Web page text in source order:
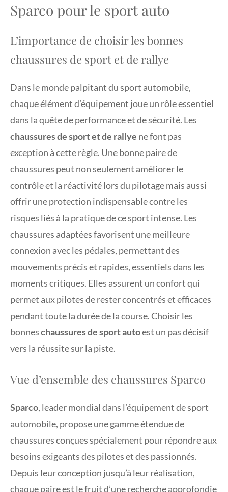
Sparco pour le sport auto
L’importance de choisir les bonnes
chaussures de sport et de rallye
Dans le monde palpitant du sport automobile,
chaque élément d’équipement joue un rôle essentiel
dans la quête de performance et de sécurité. Les
chaussures de sport et de rallye ne font pas
exception à cette règle. Une bonne paire de
chaussures peut non seulement améliorer le
contrôle et la réactivité lors du pilotage mais aussi
offrir une protection indispensable contre les
risques liés à la pratique de ce sport intense. Les
chaussures adaptées favorisent une meilleure
connexion avec les pédales, permettant des
mouvements précis et rapides, essentiels dans les
moments critiques. Elles assurent un confort qui
permet aux pilotes de rester concentrés et efficaces
pendant toute la durée de la course. Choisir les
bonneschaussures de sport autoest un pas décisif
vers la réussite sur la piste.
Vue d’ensemble des chaussures Sparco
Sparco, leader mondial dans l’équipement de sport
automobile, propose une gamme étendue de
chaussures conçues spécialement pour répondre aux
besoins exigeants des pilotes et des passionnés.
Depuis leur conception jusqu’à leur réalisation,
chaque paire est le fruit d’une recherche approfondie